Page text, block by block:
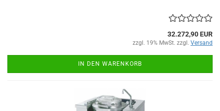
32.272,90 EUR
zzgl. 19% MwSt. zzgl. Versand
IN DEN WARENKORB